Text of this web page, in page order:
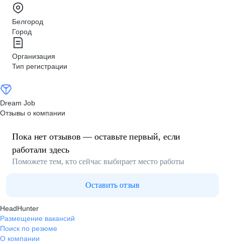
Белгород
Город
Организация
Тип регистрации
Dream Job
Отзывы о компании
Пока нет отзывов — оставьте первый, если
работали здесь
Поможете тем, кто сейчас выбирает место работы
Оставить отзыв
HeadHunter
Размещение вакансий
Поиск по резюме
О компании